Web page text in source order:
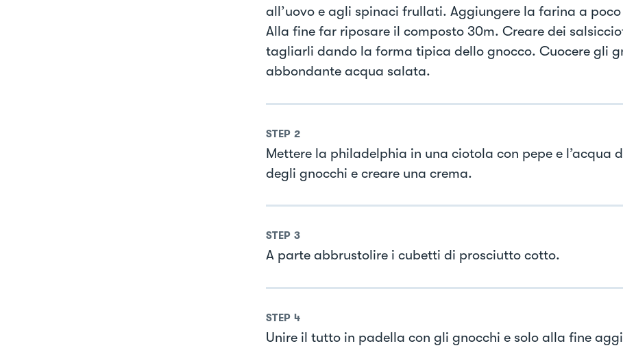
all’uovo e agli spinaci frullati. Aggiungere la farina a
Alla fine far riposare il composto 30m. Creare dei
tagliarli dando la forma tipica dello gnocco. Cuocere gli
abbondante acqua salata.
STEP 2
Mettere la philadelphia in una ciotola con pepe e l’acqua
degli gnocchi e creare una crema.
STEP 3
A parte abbrustolire i cubetti di prosciutto cotto.
STEP 4
Unire il tutto in padella con gli gnocchi e solo alla fine